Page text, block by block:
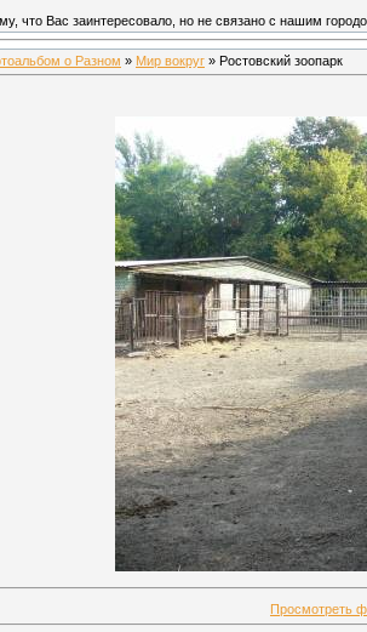
что Вас заинтересовало, но не связано с нашим
о Разном » Мир вокруг » Ростовский зоопарк
Просмотреть